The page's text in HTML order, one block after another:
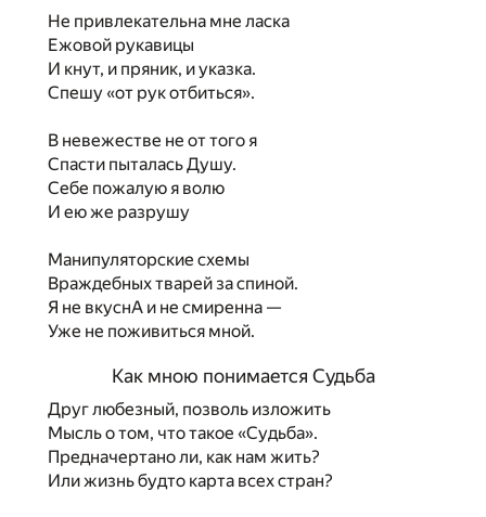
Не привлекательна мне ласка
Ежовой рукавицы
И кнут, и пряник, и указка.
Спешу «от рук отбиться».
В невежестве не от того я
Спасти пыталась Душу.
Себе пожалую я волю
И ею же разрушу
Манипуляторские схемы
Враждебных тварей за спиной.
Я не вкуснА и не смиренна —
Уже не поживиться мной.
Как мною понимается Судьба
Друг любезный, позволь изложить
Мысль о том, что такое «Судьба».
Предначертано ли, как нам жить?
Или жизнь будто карта всех стран?